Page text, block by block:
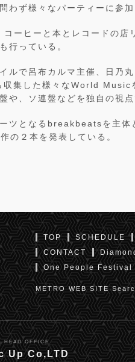
わず様々なパーティーに参加
ーヒーと本とレコードの店
行っている。
ルで呂布カルマ主催、日乃
集した様々なWorld Music
や、ソ連盤などを独自の視点
ツとなるbreakbeatsを主体
２本を発表している。
TOP SCHEDULE
CONTACT
One People Festival
METRO WEB SITE
HEAD OFFICE
Up Co,LTD